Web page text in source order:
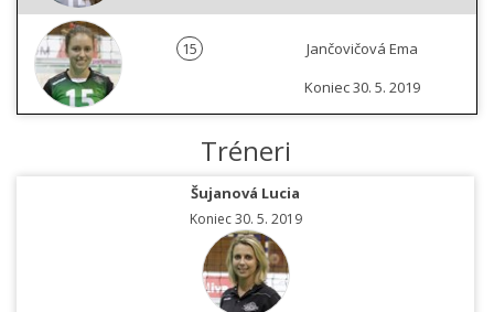
15
Jančovičová Ema
Koniec 30. 5. 2019
Tréneri
Šujanová Lucia
Koniec 30. 5. 2019